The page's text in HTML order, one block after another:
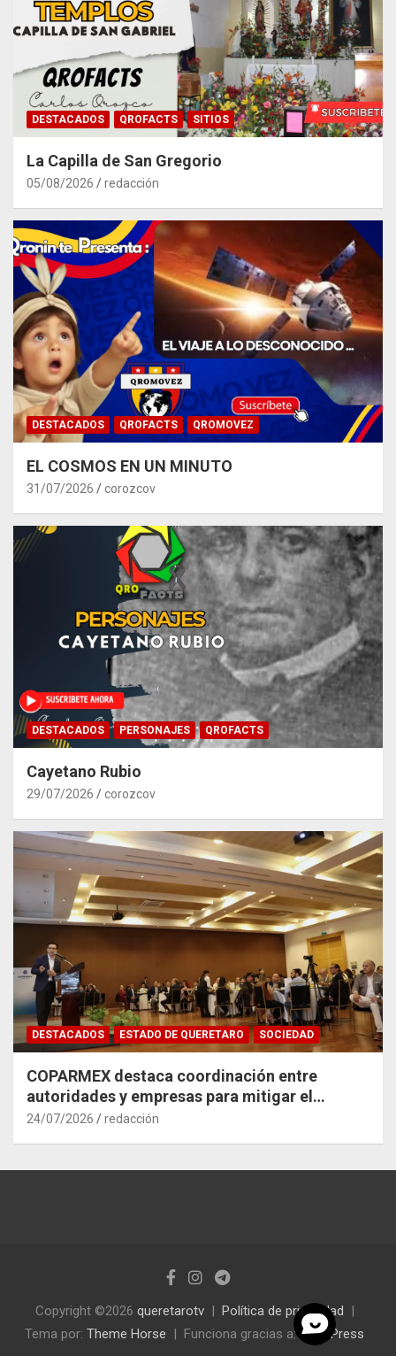
DESTACADOS QROFACTS SITIOS
La Capilla de San Gregorio
05/08/2026 redacción
DESTACADOS QROFACTS QROMOVEZ
EL COSMOS EN UN MINUTO
31/07/2026 corozcov
DESTACADOS PERSONAJES QROFACTS
Cayetano Rubio
29/07/2026 corozcov
DESTACADOS ESTADO DE QUERETARO SOCIEDAD
COPARMEX destaca coordinación entre
autoridades y empresas para mitigar el
impacto del Tren México–Querétaro
24/07/2026 redacción
Copyright ©2026 queretarotv
Política de privacidad
Tema por: Theme Horse Funciona gracias a:WordPress